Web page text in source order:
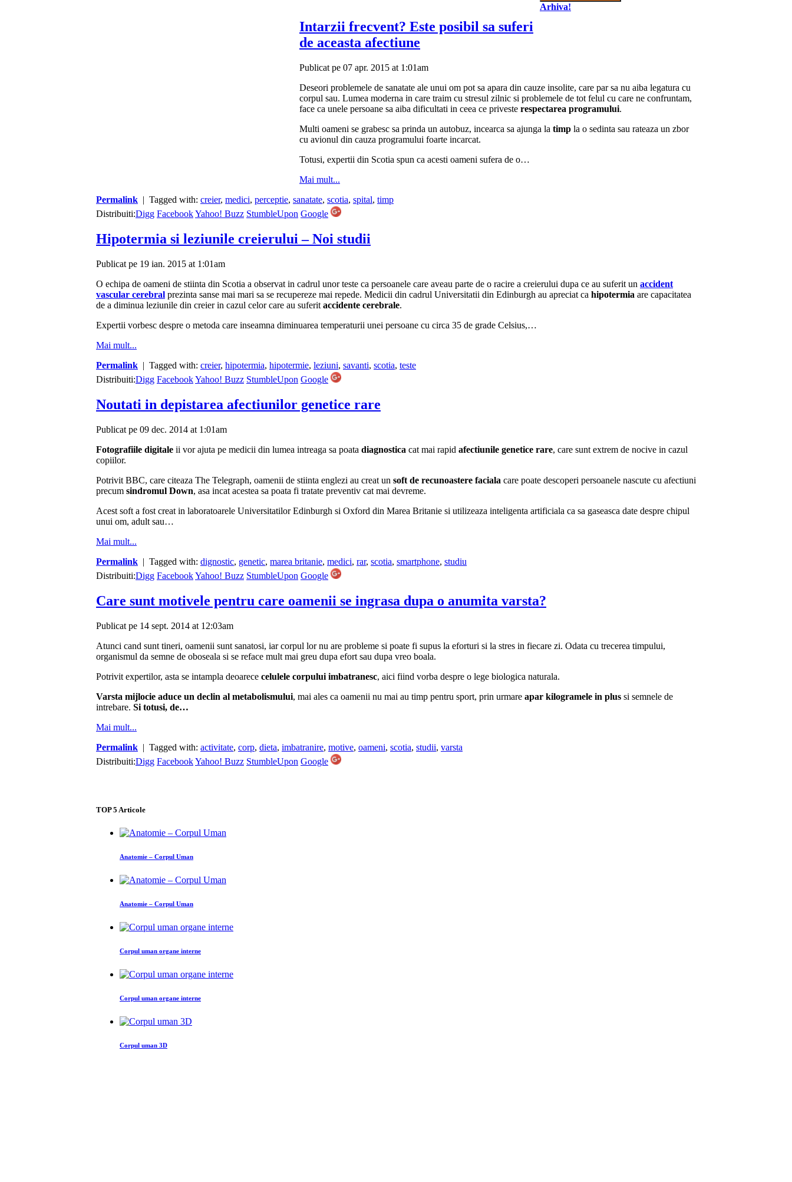
Arhiva!
Intarzii frecvent? Este posibil sa suferi
de aceasta afectiune
Publicat pe 07 apr. 2015 at 1:01am
Deseori problemele de sanatate ale unui om pot sa apara din cauze insolite, care par sa nu aiba legatura cu
corpul sau. Lumea moderna in care traim cu stresul zilnic si problemele de tot felul cu care ne confruntam,
face ca unele persoane sa aiba dificultati in ceea ce priveste respectarea programului.
Multi oameni se grabesc sa prinda un autobuz, incearca sa ajunga la timp la o sedinta sau rateaza un zbor
cu avionul din cauza programului foarte incarcat.
Totusi, expertii din Scotia spun ca acesti oameni sufera de o…
Mai mult...
Permalink | Tagged with: creier, medici, perceptie, sanatate, scotia, spital, timp
Distribuiti:Digg FacebookYahoo! Buzz StumbleUpon Google
Hipotermia si leziunile creierului – Noi studii
Publicat pe 19 ian. 2015 at 1:01am
O echipa de oameni de stiinta din Scotia a observat in cadrul unor teste ca persoanele care aveau parte de o racire a creierului dupa ce au suferit un accident
vascular cerebral prezinta sanse mai mari sa se recupereze mai repede. Medicii din cadrul Universitatii din Edinburgh au apreciat ca hipotermia are capacitatea
de a diminua leziunile din creier in cazul celor care au suferit accidente cerebrale.
Expertii vorbesc despre o metoda care inseamna diminuarea temperaturii unei persoane cu circa 35 de grade Celsius,…
Mai mult...
Permalink | Tagged with: creier, hipotermia, hipotermie, leziuni, savanti, scotia, teste
Distribuiti:Digg FacebookYahoo! Buzz StumbleUpon Google
Noutati in depistarea afectiunilor genetice rare
Publicat pe 09 dec. 2014 at 1:01am
Fotografiile digitale ii vor ajuta pe medicii din lumea intreaga sa poata diagnostica cat mai rapid afectiunile genetice rare, care sunt extrem de nocive in cazul
copiilor.
Potrivit BBC, care citeaza The Telegraph, oamenii de stiinta englezi au creat un soft de recunoastere faciala care poate descoperi persoanele nascute cu afectiuni
precum sindromul Down, asa incat acestea sa poata fi tratate preventiv cat mai devreme.
Acest soft a fost creat in laboratoarele Universitatilor Edinburgh si Oxford din Marea Britanie si utilizeaza inteligenta artificiala ca sa gaseasca date despre chipul
unui om, adult sau…
Mai mult...
Permalink | Tagged with: dignostic, genetic, marea britanie, medici, rar, scotia, smartphone, studiu
Distribuiti:Digg FacebookYahoo! Buzz StumbleUpon Google
Care sunt motivele pentru care oamenii se ingrasa dupa o anumita varsta?
Publicat pe 14 sept. 2014 at 12:03am
Atunci cand sunt tineri, oamenii sunt sanatosi, iar corpul lor nu are probleme si poate fi supus la eforturi si la stres in fiecare zi. Odata cu trecerea timpului,
organismul da semne de oboseala si se reface mult mai greu dupa efort sau dupa vreo boala.
Potrivit expertilor, asta se intampla deoarece celulele corpului imbatranesc, aici fiind vorba despre o lege biologica naturala.
Varsta mijlocie aduce un declin al metabolismului, mai ales ca oamenii nu mai au timp pentru sport, prin urmare apar kilogramele in plus si semnele de
intrebare. Si totusi, de…
Mai mult...
Permalink | Tagged with: activitate, corp, dieta, imbatranire, motive, oameni, scotia, studii, varsta
Distribuiti:Digg FacebookYahoo! Buzz StumbleUpon Google
TOP5 Articole
Anatomie – Corpul Uman
Anatomie – Corpul Uman
Corpul uman organe interne
Corpul uman organe interne
Corpul uman 3D